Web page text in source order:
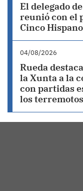
El delegado
reunió con el
Cinco
04/08/2026
Rueda
la Xunta a la
con partidas
los terremotos